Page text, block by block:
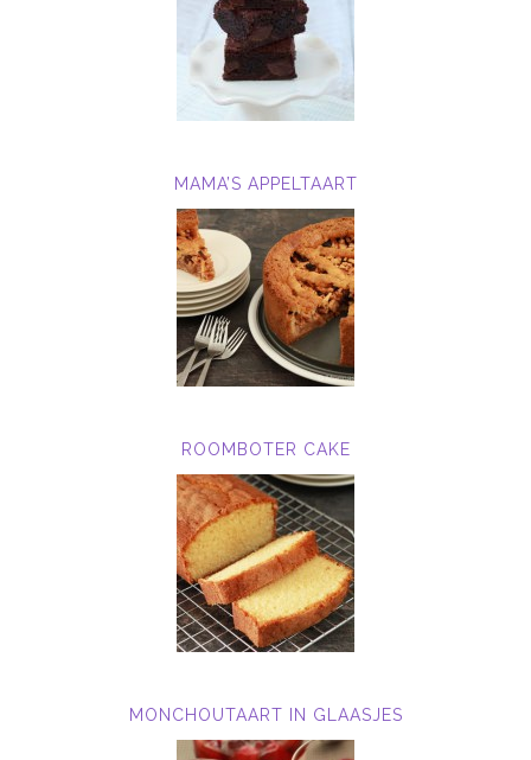
MAMA’S APPELTAART
ROOMBOTER CAKE
MONCHOUTAART IN GLAASJES